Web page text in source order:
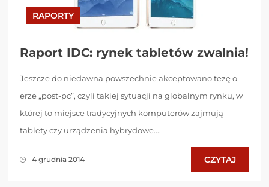
RAPORTY
Raport IDC: rynek tabletów zwalnia!
Jeszcze do niedawna powszechnie akceptowano tezę o
erze „post-pc”, czyli takiej sytuacji na globalnym rynku, w
której to miejsce tradycyjnych komputerów zajmują
tablety czy urządzenia hybrydowe....
4 grudnia 2014 CZYTAJ